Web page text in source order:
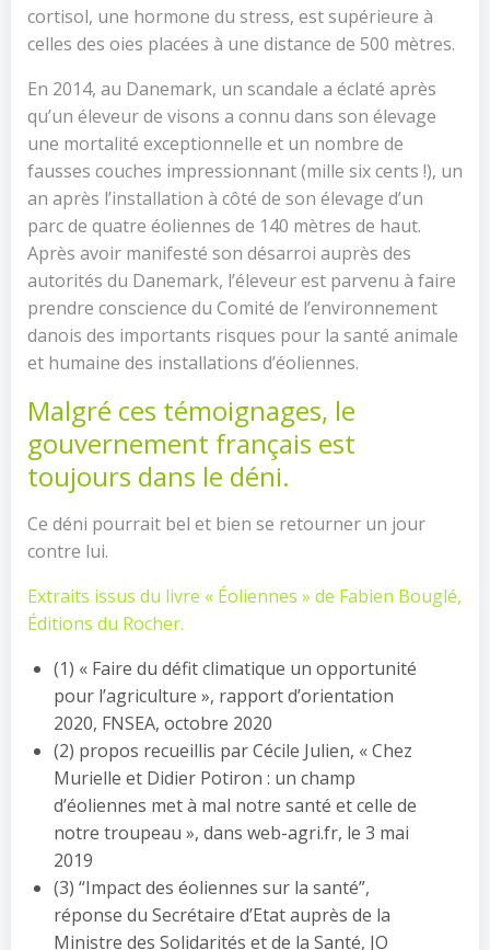
cortisol, une hormone du stress, est supérieure à
celles des oies placées à une distance de 500 mètres.
En 2014, au Danemark, un scandale a éclaté après
qu’un éleveur de visons a connu dans son élevage
une mortalité exceptionnelle et un nombre de
fausses couches impressionnant (mille six cents !), un
an après l’installation à côté de son élevage d’un
parc de quatre éoliennes de 140 mètres de haut.
Après avoir manifesté son désarroi auprès des
autorités du Danemark, l’éleveur est parvenu à faire
prendre conscience du Comité de l’environnement
danois des importants risques pour la santé animale
et humaine des installations d’éoliennes.
Malgré ces témoignages, le
gouvernement français est
toujours dans le déni.
Ce déni pourrait bel et bien se retourner un jour
contre lui.
Extraits issus du livre « Éoliennes » de Fabien Bouglé,
Éditions du Rocher.
(1) « Faire du défit climatique un opportunité
pour l’agriculture », rapport d’orientation
2020, FNSEA, octobre 2020
(2) propos recueillis par Cécile Julien, « Chez
Murielle et Didier Potiron : un champ
d’éoliennes met à mal notre santé et celle de
notre troupeau », dans web-agri.fr, le 3 mai
2019
(3) “Impact des éoliennes sur la santé”,
réponse du Secrétaire d’Etat auprès de la
Ministre des Solidarités et de la Santé, JO